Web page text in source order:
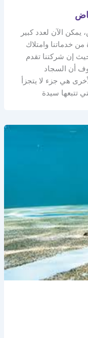
الآن لعدد كبير
خدماتنا وامتلاك
إن شركتنا تقدم
أن السجاد
هي جزء لا يتجزأ
تتبعها سيدة